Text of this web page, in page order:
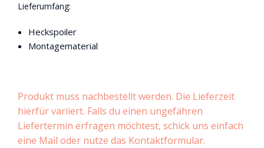
Lieferumfang:
Heckspoiler
Montagematerial
Produkt muss nachbestellt werden. Die Lieferzeit
hierfür variiert. Falls du einen ungefähren
Liefertermin erfragen möchtest, schick uns einfach
eine Mail oder nutze das Kontaktformular.